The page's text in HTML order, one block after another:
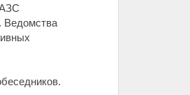
Ведомства